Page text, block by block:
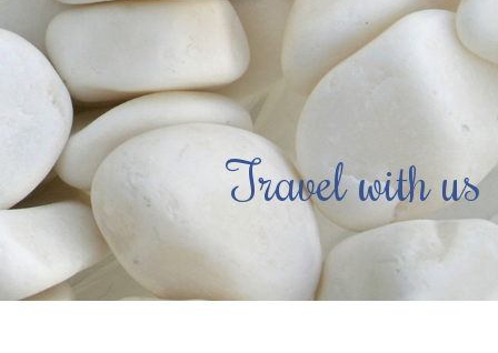
Travel with us